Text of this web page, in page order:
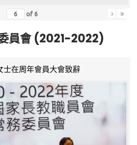
of 6 › »
員會 (2021-2022)
士在周年會員大會致辭